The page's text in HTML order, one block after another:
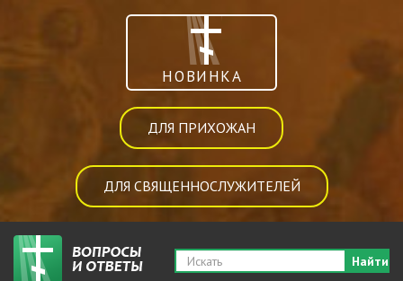
НОВИНКА
ДЛЯ ПРИХОЖАН
ДЛЯ СВЯЩЕННОСЛУЖИТЕЛЕЙ
Найти